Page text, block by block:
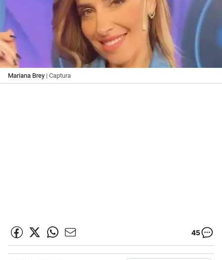
Mariana Brey | Captura
45